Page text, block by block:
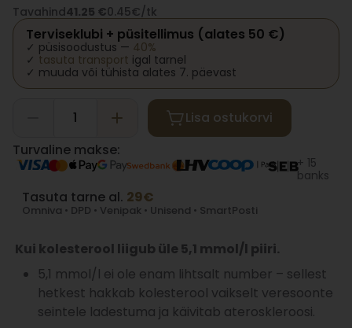
Tavahind41.25 €0.45€/tk
Terviseklubi + püsitellimus (alates 50 €)
✓ püsisoodustus — 40%
✓ tasuta transport igal tarnel
✓ muuda või tühista alates 7. päevast
Lisa ostukorvi
Turvaline makse:
+ 15
banks
Tasuta tarne al. 29€
Omniva • DPD • Venipak • Unisend • SmartPosti
Kui kolesterool liigub üle 5,1 mmol/l piiri.
5,1 mmol/l ei ole enam lihtsalt number – sellest
hetkest hakkab kolesterool vaikselt veresoonte
seintele ladestuma ja käivitab ateroskleroosi.